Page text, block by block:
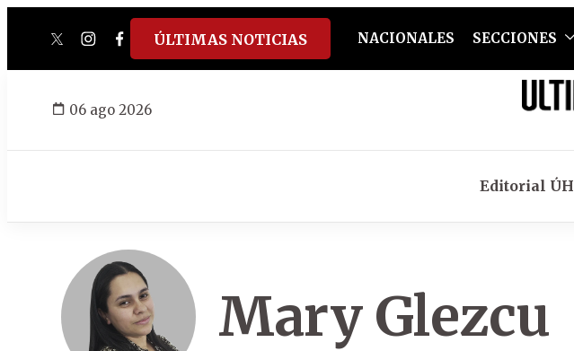
twitterinstagram
facebook
tiktokyoutube
spotify
ÚLTIMAS NOTICIAS NACIONALES SECCIONES
06 ago 2026
Editorial ÚH
Mary Glezcu